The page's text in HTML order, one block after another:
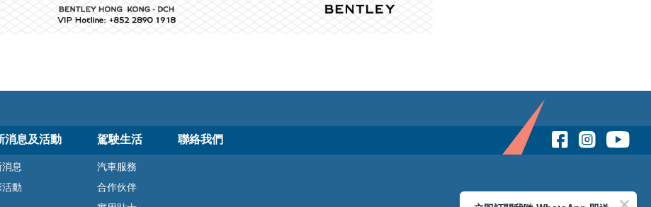
消息及活動
息
動
駕駛生活
汽車服務
合作伙伴
聯絡我們